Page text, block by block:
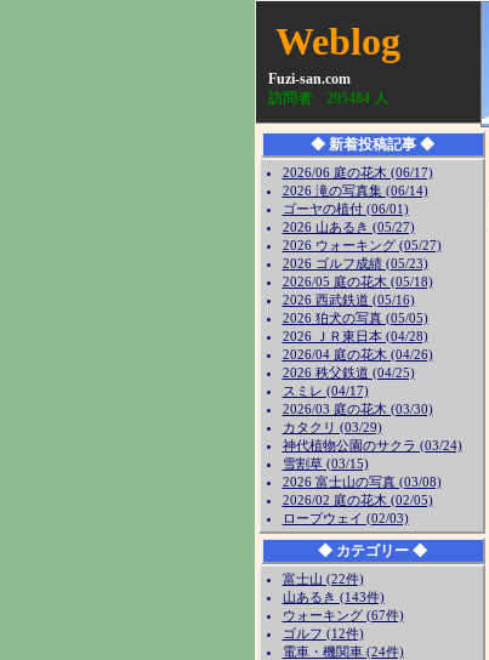
Weblog
Fuzi-san.com
訪問者 295484人
◆ 新着投稿記事 ◆
2026/06 庭の花木 (06/17)
2026 滝の写真集 (06/14)
ゴーヤの植付 (06/01)
2026 山あるき (05/27)
2026 ウォーキング (05/27)
2026 ゴルフ成績 (05/23)
2026/05 庭の花木 (05/18)
2026 西武鉄道 (05/16)
2026 狛犬の写真 (05/05)
2026 ＪＲ東日本 (04/28)
2026/04 庭の花木 (04/26)
2026 秩父鉄道 (04/25)
スミレ (04/17)
2026/03 庭の花木 (03/30)
カタクリ (03/29)
神代植物公園のサクラ (03/24)
雪割草 (03/15)
2026 富士山の写真 (03/08)
2026/02 庭の花木 (02/05)
ロープウェイ (02/03)
◆ カテゴリー ◆
富士山 (22件)
山あるき (143件)
ウォーキング (67件)
ゴルフ (12件)
電車・機関車 (24件)